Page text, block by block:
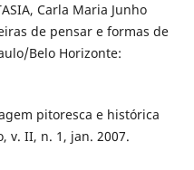
Carla Maria Junho
de pensar e formas de
Belo Horizonte:
pitoresca e histórica
v. II, n. 1, jan. 2007.